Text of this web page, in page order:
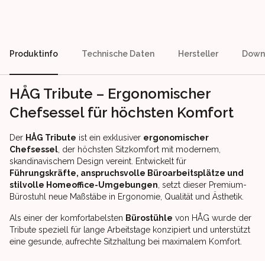
Produktinfo Technische Daten Hersteller
HÅG Tribute – Ergonomischer
Chefsessel für höchsten Komfort
Der HÅG Tribute ist ein exklusiver ergonomischer
Chefsessel , der höchsten Sitzkomfort mit modernem,
skandinavischem Design vereint. Entwickelt für
Führungskräfte, anspruchsvolle Büroarbeitsplätze und
stilvolle Homeoffice-Umgebungen , setzt dieser Premium-
Bürostuhl neue Maßstäbe in Ergonomie, Qualität und Ästhetik.
Als einer der komfortabelsten Bürostühle von HÅG wurde der
Tribute speziell für lange Arbeitstage konzipiert und unterstützt
eine gesunde, aufrechte Sitzhaltung bei maximalem Komfort.